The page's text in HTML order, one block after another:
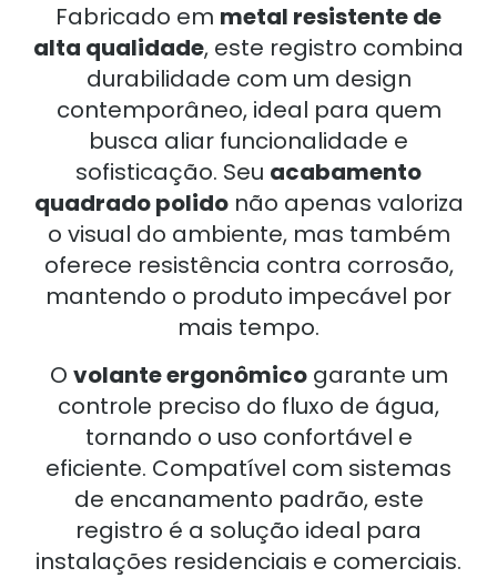
Fabricado em metal resistente de
alta qualidade, este registro combina
durabilidade com um design
contemporâneo, ideal para quem
busca aliar funcionalidade e
sofisticação. Seu acabamento
quadrado polidonão apenas valoriza
o visual do ambiente, mas também
oferece resistência contra corrosão,
mantendo o produto impecável por
mais tempo.
O volante ergonômicogarante um
controle preciso do fluxo de água,
tornando o uso confortável e
eficiente. Compatível com sistemas
de encanamento padrão, este
registro é a solução ideal para
instalações residenciais e comerciais.